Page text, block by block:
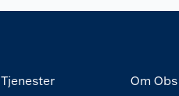
Tjenester Om Obs